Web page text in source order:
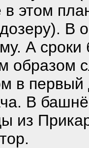
в этом
В
А
образом
в первый
В
из